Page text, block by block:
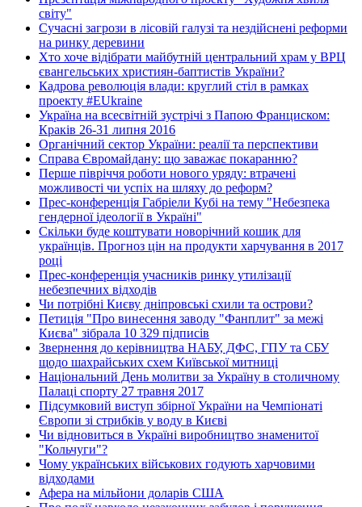
світу"
Сучасні загрози в лісовій галузі та нездійснені реформи
на ринку деревини
Хто хоче відібрати майбутній центральний храм у ВРЦ
євангельських християн-баптистів України?
Кадрова революція влади: круглий стіл в рамках
проекту #EUkraine
Україна на всесвітній зустрічі з Папою Франциском:
Краків 26-31 липня 2016
Органічний сектор України: реалії та перспективи
Справа Євромайдану: що заважає покаранню?
Перше півріччя роботи нового уряду: втрачені
можливості чи успіх на шляху до реформ?
Прес-конференція Габріели Кубі на тему "Небезпека
гендерної ідеології в Україні"
Скільки буде коштувати новорічний кошик для
українців. Прогноз цін на продукти харчування в 2017
році
Прес-конференція учасників ринку утилізації
небезпечних відходів
Чи потрібні Києву дніпровські схили та острови?
Петиція "Про винесення заводу "Фанплит" за межі
Києва" зібрала 10 329 підписів
Звернення до керівництва НАБУ, ДФС, ГПУ та СБУ
щодо шахрайських схем Київської митниці
Національний День молитви за Україну в столичному
Палаці спорту 27 травня 2017
Підсумковий виступ збірної України на Чемпіонаті
Європи зі стрибків у воду в Києві
Чи відновиться в Україні виробництво знаменитої
"Кольчуги"?
Чому українських військових годують харчовими
відходами
Афера на мільйони доларів США